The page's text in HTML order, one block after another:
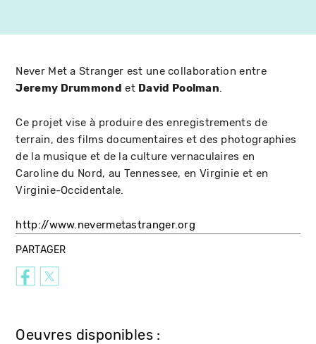
Never Met a Stranger est une collaboration entre
Jeremy Drummond et David Poolman.
Ce projet vise à produire des enregistrements de
terrain, des films documentaires et des photographies
de la musique et de la culture vernaculaires en
Caroline du Nord, au Tennessee, en Virginie et en
Virginie-Occidentale.
http://www.nevermetastranger.org
PARTAGER
Oeuvres disponibles :